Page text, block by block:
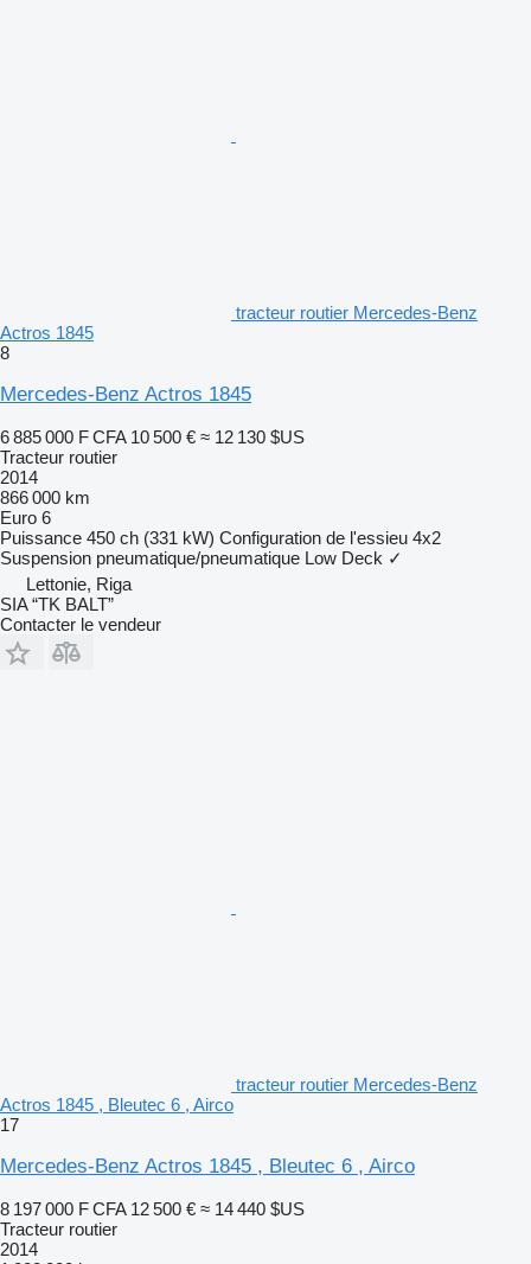
tracteur routier Mercedes-Benz
Actros 1845
8
Mercedes-Benz Actros 1845
6 885 000 F CFA 10 500 € ≈ 12 130 $US
Tracteur routier
2014
866 000 km
Euro 6
Puissance 450 ch (331 kW) Configuration de l'essieu 4x2
Suspension pneumatique/pneumatique Low Deck ✓
Lettonie, Riga
SIA “TK BALT”
Contacter le vendeur
tracteur routier Mercedes-Benz
Actros 1845 , Bleutec 6 , Airco
17
Mercedes-Benz Actros 1845 , Bleutec 6 , Airco
8 197 000 F CFA 12 500 € ≈ 14 440 $US
Tracteur routier
2014